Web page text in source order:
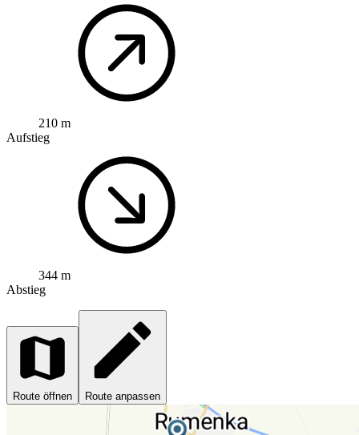
210 m
Aufstieg
344 m
Abstieg
Route öffnen Route anpassen